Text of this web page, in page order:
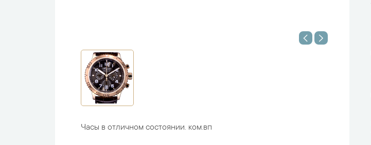
Часы в отличном состоянии. ком.вп